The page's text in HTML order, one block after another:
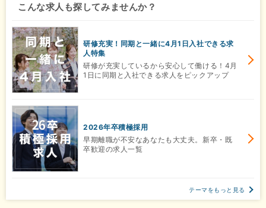
こんな求人も探してみませんか？
研修充実！同期と一緒に4月1日入社できる求
人特集
研修が充実しているから安心して働ける！4月
1日に同期と入社できる求人をピックアップ
2026年卒積極採用
早期離職が不安なあなたも大丈夫。新卒・既
卒歓迎の求人一覧
テーマをもっと見る